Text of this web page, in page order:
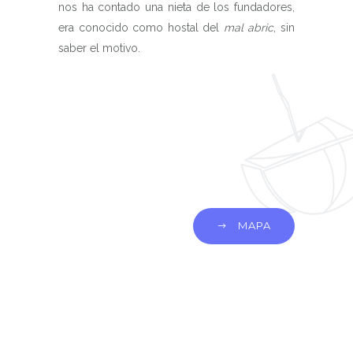
nos ha contado una nieta de los fundadores,
era conocido como hostal del mal abric, sin
saber el motivo.
MAPA